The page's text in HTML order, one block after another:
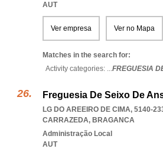
AUT
Ver empresa Ver no Mapa
Matches in the search for:
Activity categories: ...FREGUESIA
Freguesia De Seixo De
LG DO AREEIRO DE CIMA, 5140-
CARRAZEDA, BRAGANCA
Administração Local
AUT